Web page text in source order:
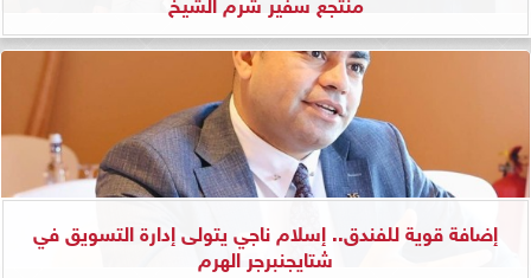
إضافة قوية للفندق.. إسلام ناجي يتولى إدارة التسويق في
شتايجنبرجر الهرم